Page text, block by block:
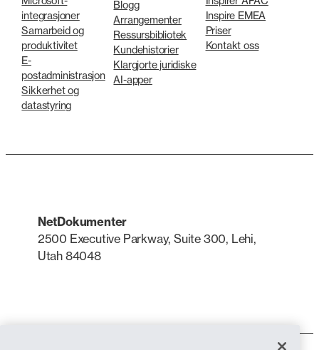
integrasjoner
Samarbeid og
produktivitet
E-
postadministrasjon
Sikkerhet og
datastyring
Blogg
Arrangementer
Ressursbibliotek
Kundehistorier
Klargjorte juridiske
AI-apper
Inspire EMEA
Priser
Kontakt oss
NetDokumenter
2500 Executive Parkway, Suite 300, Lehi,
Utah 84048